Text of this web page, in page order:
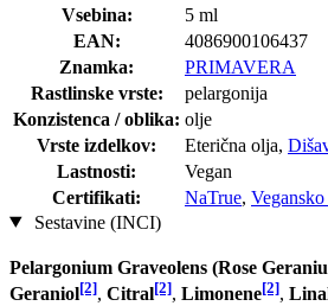
Vsebina:
5 ml
EAN:
4086900106437
Znamka:
PRIMAVERA
Rastlinske vrste:
pelargonija
Konzistenca / oblika: olje
Vrste izdelkov:
Eterična olja,
Lastnosti:
Vegan
Certifikati:
NaTrue,
Sestavine (INCI)
Pelargonium Graveolens (Rose
Geraniol[2], Citral[2], Limonene[2],